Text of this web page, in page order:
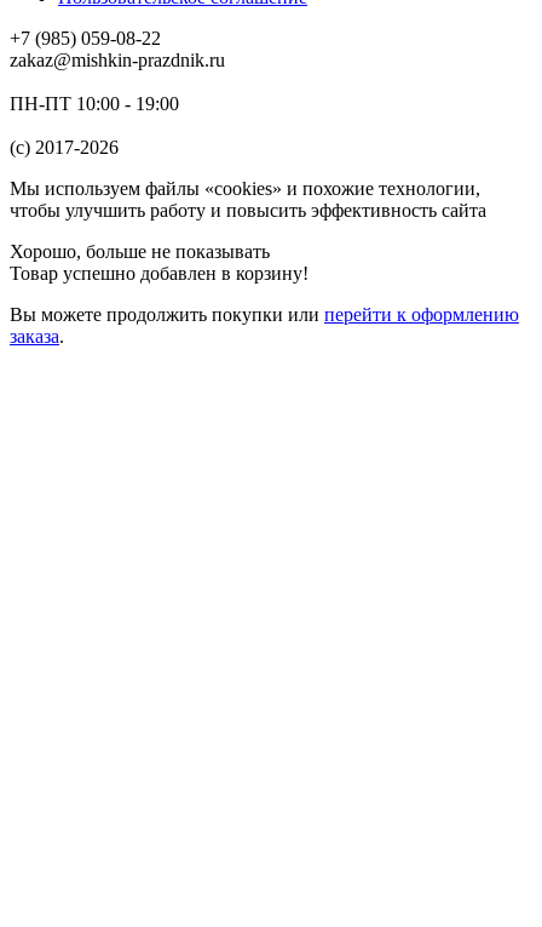
+7 (985) 059-08-22
zakaz@mishkin-prazdnik.ru
ПН-ПТ 10:00 - 19:00
(c) 2017-2026
Мы используем файлы «cookies» и похожие технологии,
чтобы улучшить работу и повысить эффективность сайта
Хорошо, больше не показывать
Товар успешно добавлен в корзину!
Вы можете продолжить покупки или перейти к оформлению
заказа.